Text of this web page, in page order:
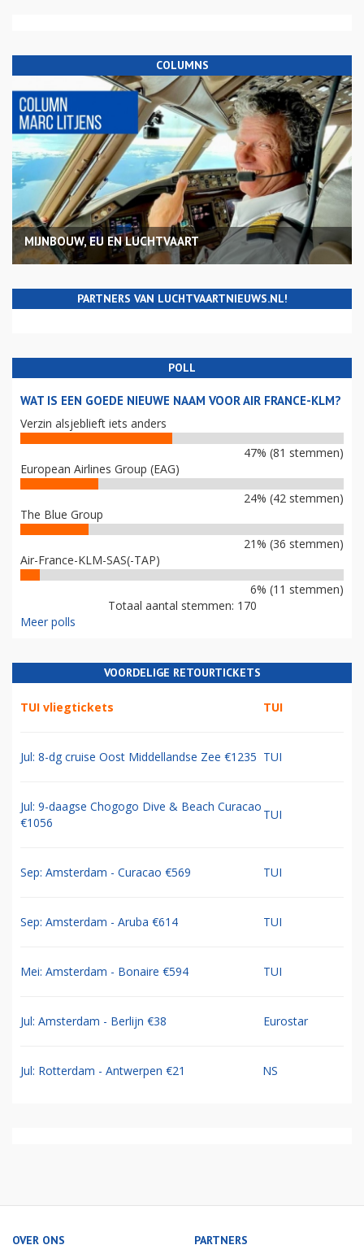
COLUMNS
MIJNBOUW, EU EN LUCHTVAART
PARTNERS VAN LUCHTVAARTNIEUWS.NL!
POLL
WAT IS EEN GOEDE NIEUWE NAAM VOOR AIR FRANCE-KLM?
Verzin alsjeblieft iets anders
47% (81 stemmen)
European Airlines Group (EAG)
24% (42 stemmen)
The Blue Group
21% (36 stemmen)
Air-France-KLM-SAS(-TAP)
6% (11 stemmen)
Totaal aantal stemmen: 170
Meer polls
VOORDELIGE RETOURTICKETS
TUI vliegtickets TUI
Jul: 8-dg cruise Oost Middellandse Zee €1235 TUI
Jul: 9-daagse Chogogo Dive & Beach Curacao
€1056
TUI
Sep: Amsterdam - Curacao €569 TUI
Sep: Amsterdam - Aruba €614 TUI
Mei: Amsterdam - Bonaire €594 TUI
Jul: Amsterdam - Berlijn €38 Eurostar
Jul: Rotterdam - Antwerpen €21 NS
OVER ONS PARTNERS